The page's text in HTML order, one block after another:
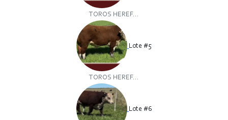
TOROS HEREF...
Lote #5
TOROS HEREF...
Lote #6